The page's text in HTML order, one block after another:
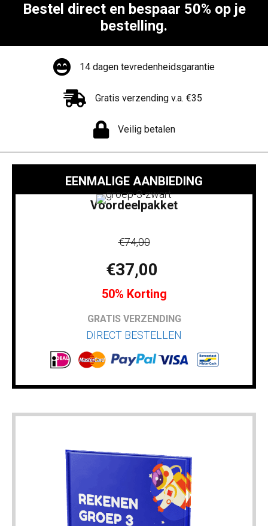
Bestel direct en bespaar 50% op je
bestelling.
14 dagen tevredenheidsgarantie
Gratis verzending v.a. €35
Veilig betalen
EENMALIGE AANBIEDING
Voordeelpakket
€74,00
€37,00
50% Korting
GRATIS VERZENDING
DIRECT BESTELLEN